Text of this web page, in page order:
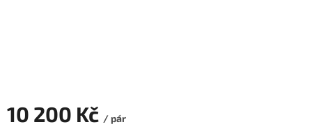
10 200 Kč / pár